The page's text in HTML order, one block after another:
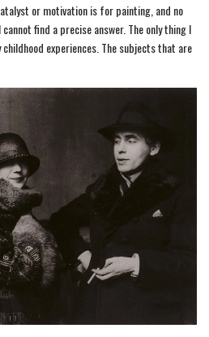
or motivation is for painting, and no
find a precise answer. The only thing I
experiences. The subjects that are